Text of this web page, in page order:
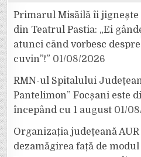
Primarul Misăilă îi
din Teatrul Pastia: „Ei
atunci când vorbesc
cuvin”!” 01/08/2026
RMN-ul Spitalului
Pantelimon” Focșani este
începând cu 1 august 01/
Organizația județeană
dezamăgirea față de